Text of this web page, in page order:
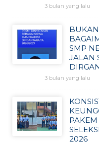
3 bulan yang lalu
SMP
JALAN
3 bulan yang lalu
2026